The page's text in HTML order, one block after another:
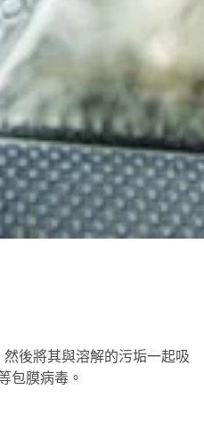
後將其與溶解的污垢一起吸
包膜病毒。